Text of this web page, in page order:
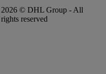
2026 © DHL Group - All
rights reserved